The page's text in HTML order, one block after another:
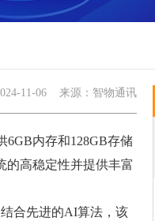
11-06 来源：智物通讯
6GB内存和128GB存储
的高稳定性并提供丰富
合先进的AI算法，该